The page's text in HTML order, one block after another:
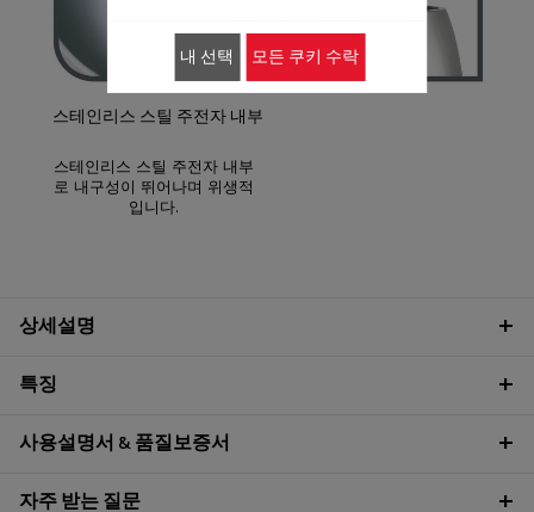
스테인리스 스틸 주전자 내부
스테인리스 스틸 주전자 내부
로 내구성이 뛰어나며 위생적
입니다.
상세설명
특징
사용설명서 & 품질보증서
자주 받는 질문
내 선택 모든 쿠키 수락